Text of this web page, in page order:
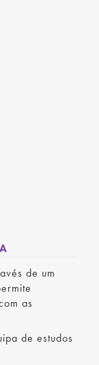
de um
as
de estudos